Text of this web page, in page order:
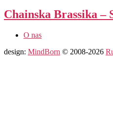
Chainska Brassika –
O nas
design: MindBorn © 2008-2026